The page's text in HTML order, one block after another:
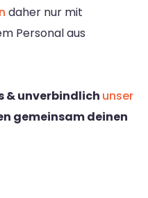
daher nur mit
Personal aus
& unverbindlich unser
gemeinsam deinen